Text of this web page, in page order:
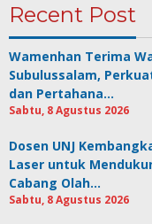
Recent Post
Wamenhan Terima
Subulussalam,
dan Pertahana…
Sabtu, 8 Agustus 2026
Dosen UNJ
Laser untuk
Cabang Olah…
Sabtu, 8 Agustus 2026